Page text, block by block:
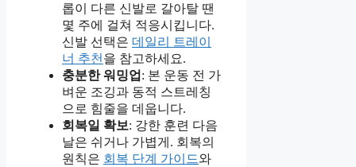
롭이 다른 신발로 갈아탈 땐
몇 주에 걸쳐 적응시킵니다.
신발 선택은 데일리 트레이
너 추천 을 참고하세요.
충분한 워밍업 : 본 운동 전 가
벼운 조깅과 동적 스트레칭
으로 힘줄을 데웁니다.
회복일 확보: 강한 훈련 다음
날은 쉬거나 가볍게. 회복의
원칙은 회복 단계 가이드와